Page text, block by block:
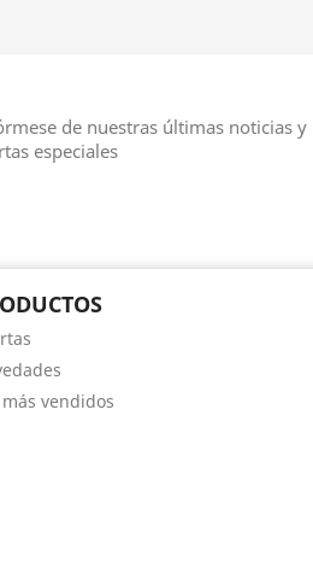
de nuestras últimas noticias y
especiales
más vendidos